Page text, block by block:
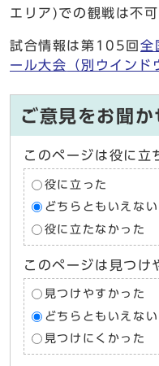
エリア)での観戦は不可
試合情報は第105回 全
ール大会 （別ウインド
ご意見をお聞
このページは役に立
役に立った
どちらともいえない
役に立たなかった
このページは見つけ
見つけやすかった
どちらともいえない
見つけにくかった